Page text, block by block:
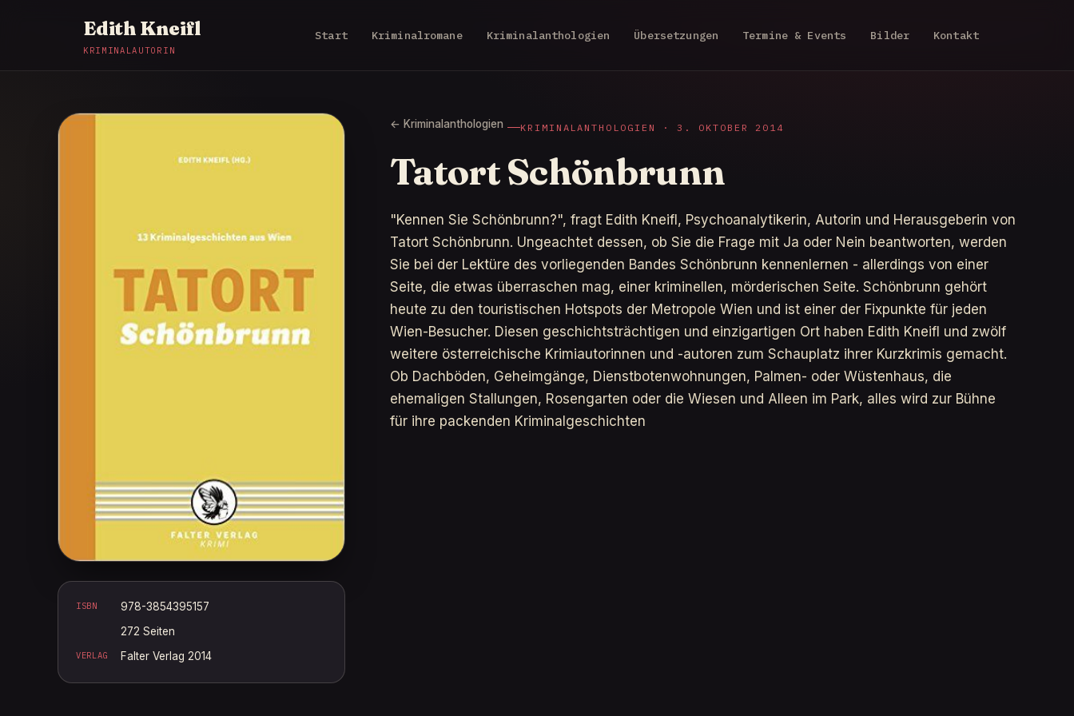
Edith Kneifl
KRIMINALAUTORIN
Start Kriminalromane Kriminalanthologien Übersetzungen Termine & Events Bilder Kontakt
ISBN
978-3854395157
272 Seiten
VERLAG Falter Verlag 2014
← Kriminalanthologien KRIMINALANTHOLOGIEN · 3. OKTOBER 2014
Tatort Schönbrunn
"Kennen Sie Schönbrunn?", fragt Edith Kneifl, Psychoanalytikerin, Autorin und Herausgeberin von
Tatort Schönbrunn. Ungeachtet dessen, ob Sie die Frage mit Ja oder Nein beantworten, werden
Sie bei der Lektüre des vorliegenden Bandes Schönbrunn kennenlernen - allerdings von einer
Seite, die etwas überraschen mag, einer kriminellen, mörderischen Seite. Schönbrunn gehört
heute zu den touristischen Hotspots der Metropole Wien und ist einer der Fixpunkte für jeden
Wien-Besucher. Diesen geschichtsträchtigen und einzigartigen Ort haben Edith Kneifl und zwölf
weitere österreichische Krimiautorinnen und -autoren zum Schauplatz ihrer Kurzkrimis gemacht.
Ob Dachböden, Geheimgänge, Dienstbotenwohnungen, Palmen- oder Wüstenhaus, die
ehemaligen Stallungen, Rosengarten oder die Wiesen und Alleen im Park, alles wird zur Bühne
für ihre packenden Kriminalgeschichten